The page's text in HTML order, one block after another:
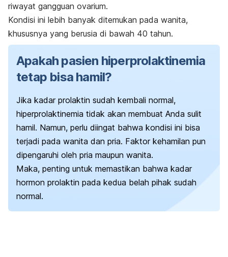
riwayat gangguan ovarium.
Kondisi ini lebih banyak ditemukan pada wanita,
khususnya yang berusia di bawah 40 tahun.
Apakah pasien hiperprolaktinemia
tetap bisa hamil?
Jika kadar prolaktin sudah kembali normal,
hiperprolaktinemia tidak akan membuat Anda sulit
hamil. Namun, perlu diingat bahwa kondisi ini bisa
terjadi pada wanita dan pria. Faktor kehamilan pun
dipengaruhi oleh pria maupun wanita.
Maka, penting untuk memastikan bahwa kadar
hormon prolaktin pada kedua belah pihak sudah
normal.